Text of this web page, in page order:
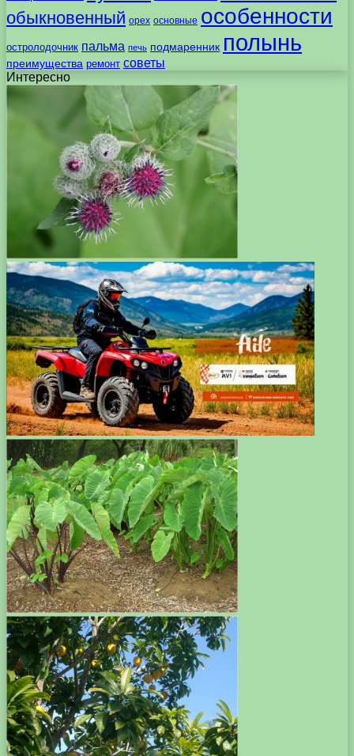
обыкновенный орех основные особенности
остролодочник пальма печь подмаренник полынь
преимущества ремонт советы
Интересно